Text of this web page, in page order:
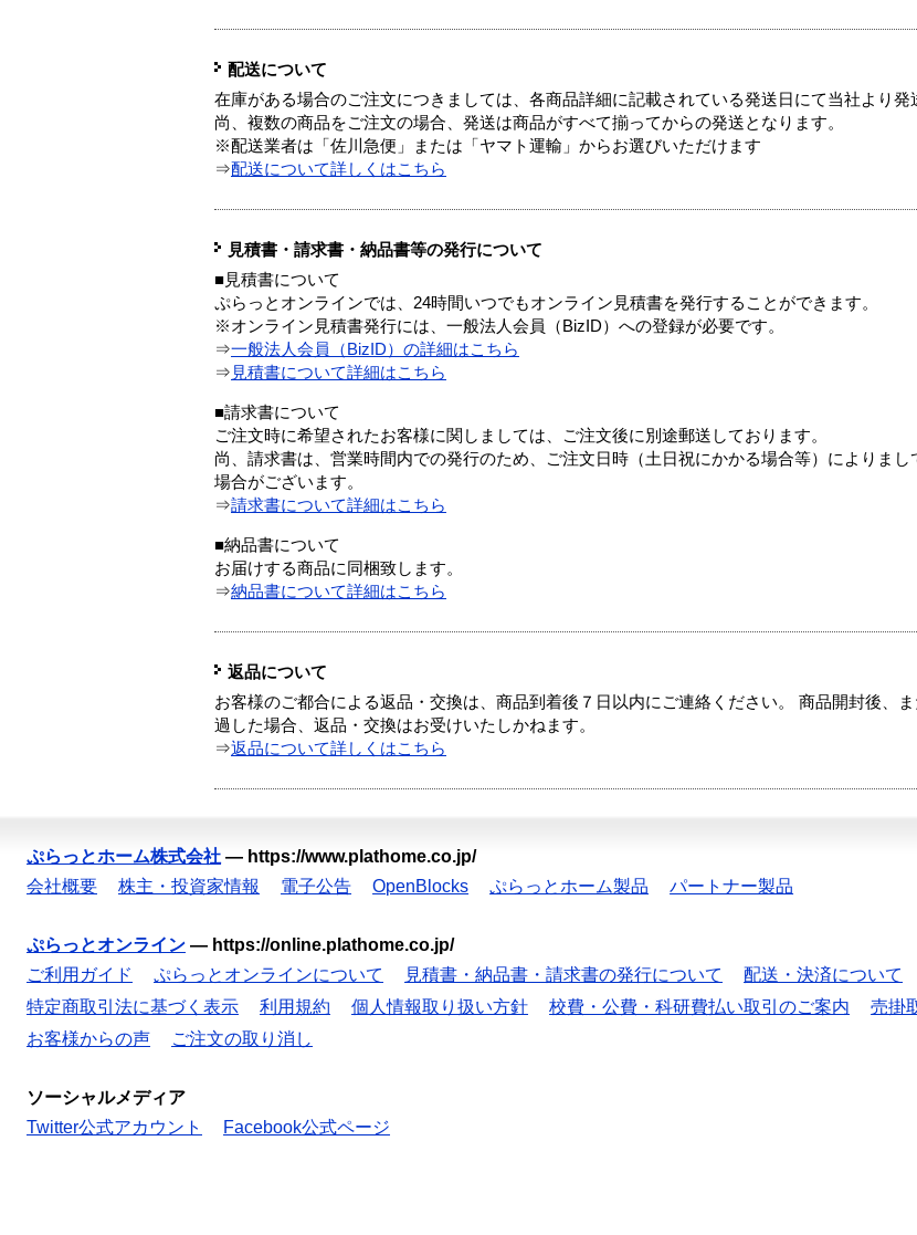
配送について
在庫がある場合のご注文につきましては、各商品詳細に記載されている発送日にて当社より発
尚、複数の商品をご注文の場合、発送は商品がすべて揃ってからの発送となります。
※配送業者は「佐川急便」または「ヤマト運輸」からお選びいただけます
⇒配送について詳しくはこちら
見積書・請求書・納品書等の発行について
■見積書について
ぷらっとオンラインでは、24時間いつでもオンライン見積書を発行することができます。
※オンライン見積書発行には、一般法人会員（BizID）への登録が必要です。
⇒一般法人会員（BizID）の詳細はこちら
⇒ 見積書について詳細はこちら
■請求書について
ご注文時に希望されたお客様に関しましては、ご注文後に別途郵送しております。
尚、請求書は、営業時間内での発行のため、ご注文日時（土日祝にかかる場合等）によりま
場合がございます。
⇒請求書について詳細はこちら
■納品書について
お届けする商品に同梱致します。
⇒納品書について詳細はこちら
返品について
お客様のご都合による返品・交換は、商品到着後７日以内にご連絡ください。 商品開封後、
過した場合、返品・交換はお受けいたしかねます。
⇒返品について詳しくはこちら
ぷらっとホーム株式会社 — https://www.plathome.co.jp/
会社概要
株主・投資家情報 電子公告 OpenBlocks ぷらっとホーム製品 パートナー製品
ぷらっとオンライン — https://online.plathome.co.jp/
ご利用ガイド
ぷらっとオンラインについて 見積書・納品書・請求書の発行について 配送・決済について
特定商取引法に基づく表示
利用規約 個人情報取り扱い方針 校費・公費・科研費払い取引のご案内 売掛
お客様からの声
ご注文の取り消し
ソーシャルメディア
Twitter公式アカウント
Facebook公式ページ